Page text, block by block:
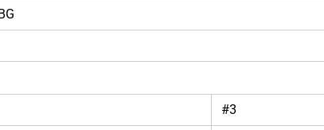
#3